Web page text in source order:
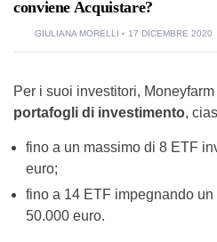
conviene Acquistare?
GIULIANA MORELLI 17 DICEMBRE 2020
Per i suoi investitori,
portafogli di investimento,
fino a un massimo di 8 ETF
euro;
fino a 14 ETF impegnando
50.000 euro.